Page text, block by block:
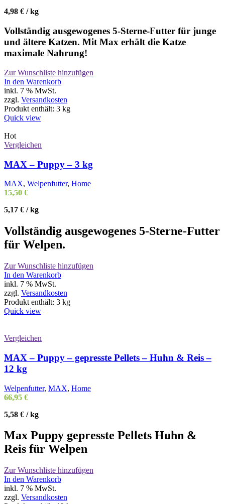
4,98 € /kg
Vollständig ausgewogenes 5-Sterne-Futter für junge
und ältere Katzen. Mit Max erhält die Katze
maximale Nahrung!
Zur Wunschliste hinzufügen
In den Warenkorb
inkl. 7 % MwSt.
zzgl. Versandkosten
Produkt enthält: 3 kg
Quick view
Hot
Vergleichen
MAX – Puppy – 3 kg
MAX, Welpenfutter, Home
15,50 €
5,17 € /kg
Vollständig ausgewogenes 5-Sterne-Futter
für Welpen.
Zur Wunschliste hinzufügen
In den Warenkorb
inkl. 7 % MwSt.
zzgl. Versandkosten
Produkt enthält: 3 kg
Quick view
Vergleichen
MAX – Puppy – gepresste Pellets – Huhn & Reis –
12 kg
Welpenfutter, MAX, Home
66,95 €
5,58 € /kg
Max Puppy gepresste Pellets Huhn &
Reis für Welpen
Zur Wunschliste hinzufügen
In den Warenkorb
inkl. 7 % MwSt.
zzgl. Versandkosten